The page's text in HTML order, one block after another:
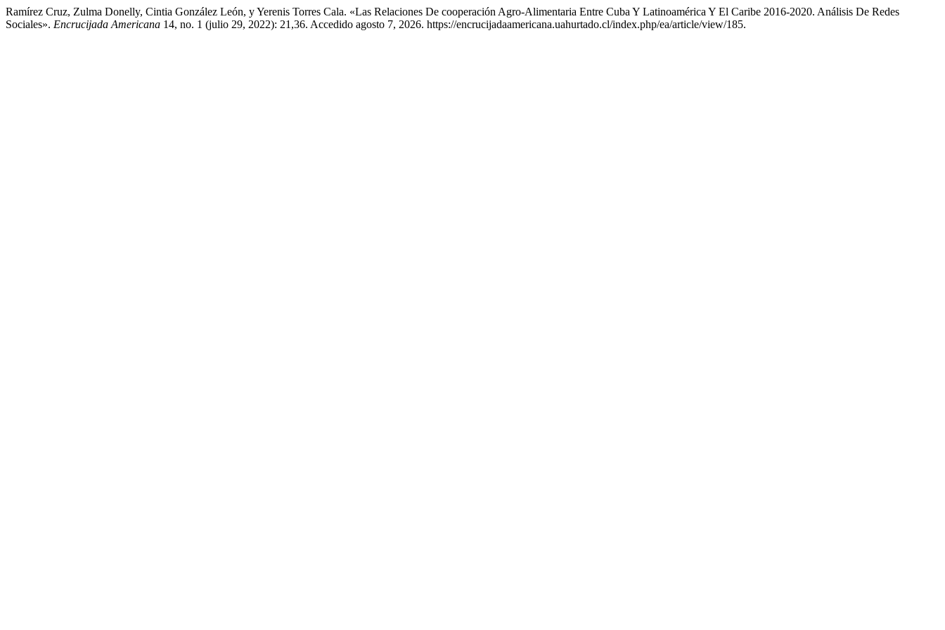
Ramírez Cruz, Zulma Donelly, Cintia González León, y Yerenis Torres Cala. «Las Relaciones De cooperación Agro-Alimentaria Entre Cuba Y Latinoamérica Y El Caribe 2016-2020. Análisis De Redes
Sociales». Encrucijada Americana 14, no. 1 (julio 29, 2022): 21,36. Accedido agosto 7, 2026. https://encrucijadaamericana.uahurtado.cl/index.php/ea/article/view/185.